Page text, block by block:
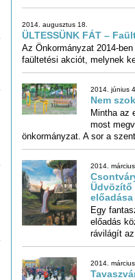
2014. augusztus 18.
ÜLTESSÜNK FÁT –
Az Önkormányzat 2014-
faültetési akciót, melynek
2014. június 4.
Nem
Mintha az
most
önkormányzat. A sor a
2014. március
Üdvözítő
Egy
előadás
rávilágít az
2014. március